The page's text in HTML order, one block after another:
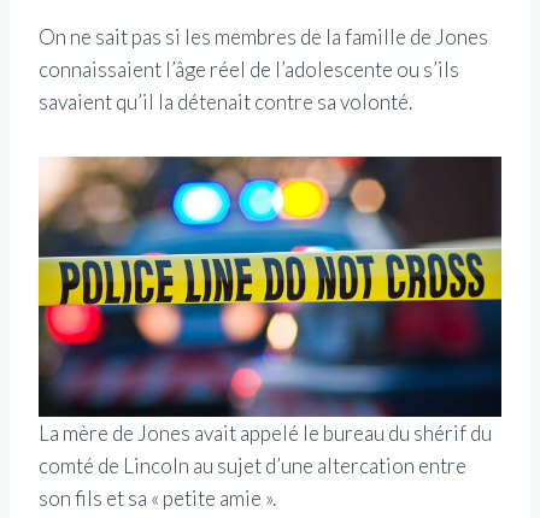
On ne sait pas si les membres de la famille de Jones
connaissaient l’âge réel de l’adolescente ou s’ils
savaient qu’il la détenait contre sa volonté.
La mère de Jones avait appelé le bureau du shérif du
comté de Lincoln au sujet d’une altercation entre
son fils et sa « petite amie ».